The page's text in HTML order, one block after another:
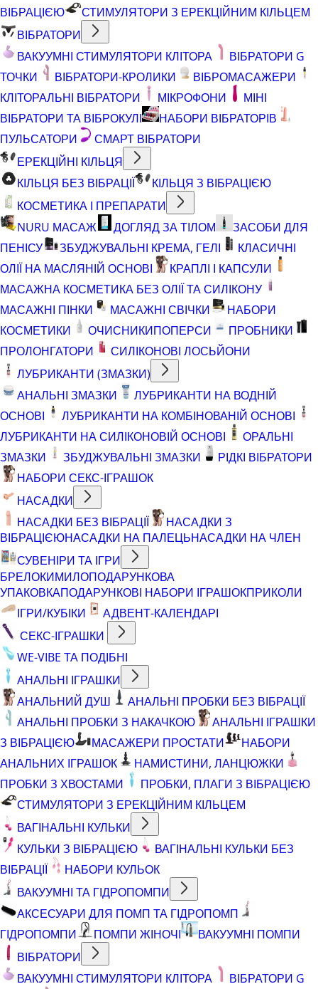
ВІБРАЦІЄЮ
СТИМУЛЯТОРИ З ЕРЕКЦІЙНИМ КІЛЬЦЕМ
ВІБРАТОРИ
ВАКУУМНІ СТИМУЛЯТОРИ КЛІТОРА
ВІБРАТОРИ G
ТОЧКИ
ВІБРАТОРИ-КРОЛИКИ
ВІБРОМАСАЖЕРИ
КЛІТОРАЛЬНІ ВІБРАТОРИ
МІКРОФОНИ
МІНІ
ВІБРАТОРИ ТА ВІБРОКУЛІ
НАБОРИ ВІБРАТОРІВ
ПУЛЬСАТОРИ
СМАРТ ВІБРАТОРИ
ЕРЕКЦІЙНІ КІЛЬЦЯ
КІЛЬЦЯ БЕЗ ВІБРАЦІЇ
КІЛЬЦЯ З ВІБРАЦІЄЮ
КОСМЕТИКА І ПРЕПАРАТИ
NURU МАСАЖ
ДОГЛЯД ЗА ТІЛОМ
ЗАСОБИ ДЛЯ
ПЕНІСУ
ЗБУДЖУВАЛЬНІ КРЕМА, ГЕЛІ
КЛАСИЧНІ
ОЛІЇ НА МАСЛЯНІЙ ОСНОВІ
КРАПЛІ І КАПСУЛИ
МАСАЖНА КОСМЕТИКА БЕЗ ОЛІЇ ТА СИЛІКОНУ
МАСАЖНІ ПІНКИ
МАСАЖНІ СВІЧКИ
НАБОРИ
КОСМЕТИКИ
ОЧИСНИКИПОПЕРСИ
ПРОБНИКИ
ПРОЛОНГАТОРИ
СИЛІКОНОВІ ЛОСЬЙОНИ
ЛУБРИКАНТИ (ЗМАЗКИ)
АНАЛЬНІ ЗМАЗКИ
ЛУБРИКАНТИ НА ВОДНІЙ
ОСНОВІ
ЛУБРИКАНТИ НА КОМБІНОВАНІЙ ОСНОВІ
ЛУБРИКАНТИ НА СИЛІКОНОВІЙ ОСНОВІ
ОРАЛЬНІ
ЗМАЗКИ
ЗБУДЖУВАЛЬНІ ЗМАЗКИ
РІДКІ ВІБРАТОРИ
НАБОРИ СЕКС-ІГРАШОК
НАСАДКИ
НАСАДКИ БЕЗ ВІБРАЦІЇ
НАСАДКИ З
ВІБРАЦІЄЮНАСАДКИ НА ПАЛЕЦЬНАСАДКИ НА ЧЛЕН
СУВЕНІРИ ТА ІГРИ
БРЕЛОКИМИЛОПОДАРУНКОВА
УПАКОВКАПОДАРУНКОВІ НАБОРИ ІГРАШОКПРИКОЛИ
ІГРИ/КУБІКИ
АДВЕНТ-КАЛЕНДАРІ
СЕКС-ІГРАШКИ
WE-VIBE ТА ПОДІБНІ
АНАЛЬНІ ІГРАШКИ
АНАЛЬНИЙ ДУШ
АНАЛЬНІ ПРОБКИ БЕЗ ВІБРАЦІЇ
АНАЛЬНІ ПРОБКИ З НАКАЧКОЮ
АНАЛЬНІ ІГРАШКИ
З ВІБРАЦІЄЮ
МАСАЖЕРИ ПРОСТАТИ
НАБОРИ
АНАЛЬНИХ ІГРАШОК
НАМИСТИНИ, ЛАНЦЮЖКИ
ПРОБКИ З ХВОСТАМИ
ПРОБКИ, ПЛАГИ З ВІБРАЦІЄЮ
СТИМУЛЯТОРИ З ЕРЕКЦІЙНИМ КІЛЬЦЕМ
ВАГІНАЛЬНІ КУЛЬКИ
КУЛЬКИ З ВІБРАЦІЄЮ
ВАГІНАЛЬНІ КУЛЬКИ БЕЗ
ВІБРАЦІЇ
НАБОРИ КУЛЬОК
ВАКУУМНІ ТА ГІДРОПОМПИ
АКСЕСУАРИ ДЛЯ ПОМП ТА ГІДРОПОМП
ГІДРОПОМПИ
ПОМПИ ЖІНОЧІ
ВАКУУМНІ ПОМПИ
ВІБРАТОРИ
ВАКУУМНІ СТИМУЛЯТОРИ КЛІТОРА
ВІБРАТОРИ G